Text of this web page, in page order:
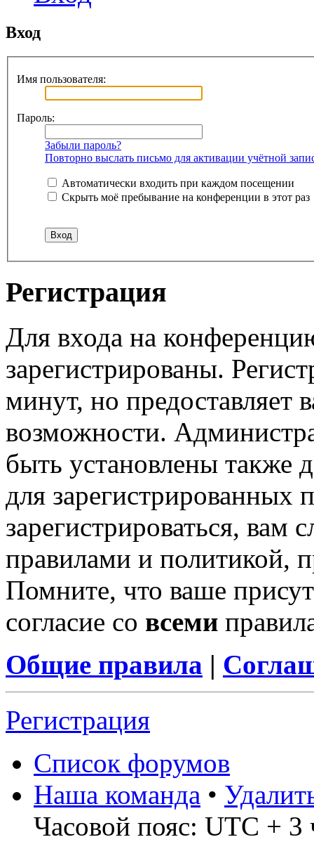
Вход
Имя пользователя:
Пароль:
Забыли пароль?
Повторно выслать письмо для активации учётной
Автоматически входить при каждом посещении
Скрыть моё пребывание на конференции в этот раз
Регистрация
Для входа на
зарегистрированы.
минут, но предоставляет
возможности.
быть установлены также
для зарегистрированных
зарегистрироваться, вам
правилами и политикой,
Помните, что ваше
согласие со всеми
Общие правила |
Регистрация
Список форумов
Наша команда •
Часовой пояс: UTC + 3